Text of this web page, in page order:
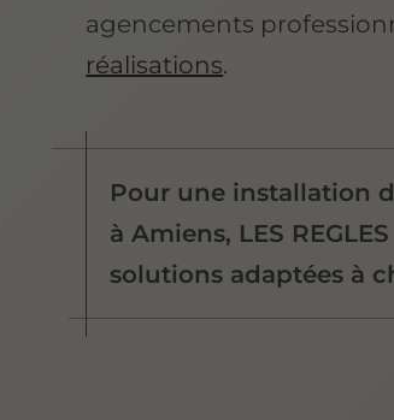
agencements
réalisations.
Pour une installation
à Amiens, LES
solutions adaptées à